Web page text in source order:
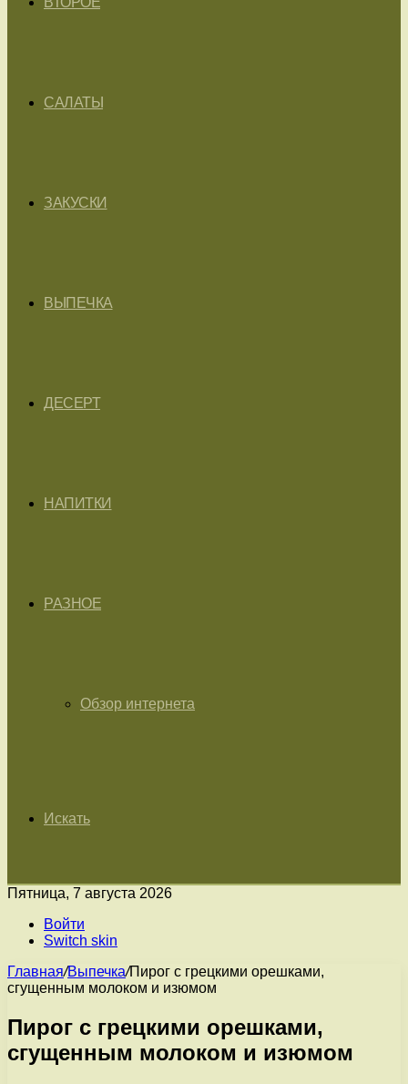
САЛАТЫ
ЗАКУСКИ
ВЫПЕЧКА
ДЕСЕРТ
НАПИТКИ
РАЗНОЕ
Обзор интернета
Искать
Пятница, 7 августа 2026
Войти
Switch skin
Главная/Выпечка/Пирог с грецкими орешками,
сгущенным молоком и изюмом
Пирог с грецкими орешками,
сгущенным молоком и изюмом